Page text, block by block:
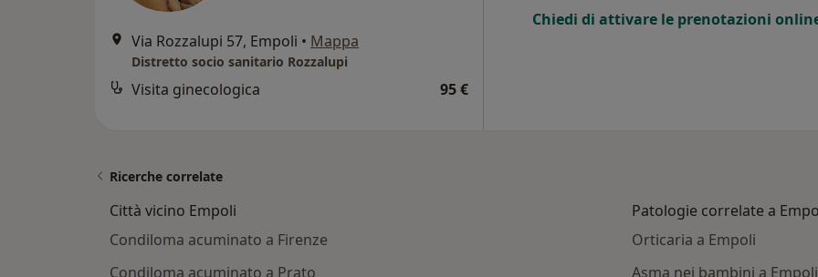
Via Rozzalupi 57, Empoli • Mappa
Distretto socio sanitario Rozzalupi
Visita ginecologica 95 €
Chiedi di attivare le prenotazioni
Ricerche correlate
Città vicino Empoli
Condiloma acuminato a Firenze
Condiloma acuminato a Prato
Patologie correlate a
Orticaria a Empoli
Asma nei bambini a Empoli